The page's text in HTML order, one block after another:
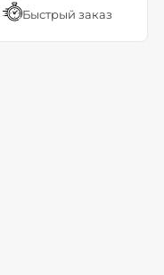
Быстрый заказ